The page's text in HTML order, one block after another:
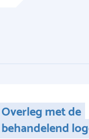
Overleg met de
behandelend